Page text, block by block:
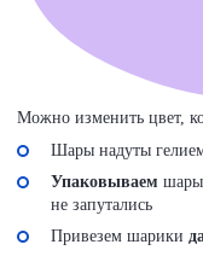
Можно изменить цвет,
Шары надуты
Упаковываем шары
не запутались
Привезем шарики